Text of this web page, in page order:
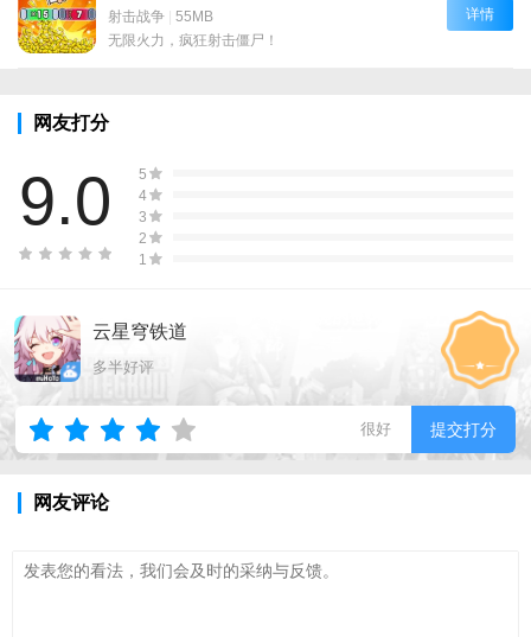
射击战争 | 55MB
无限火力，疯狂射击僵尸！
详情
网友打分
9.0
5
4
3
2
1
云星穹铁道
多半好评
很好 提交打分
网友评论